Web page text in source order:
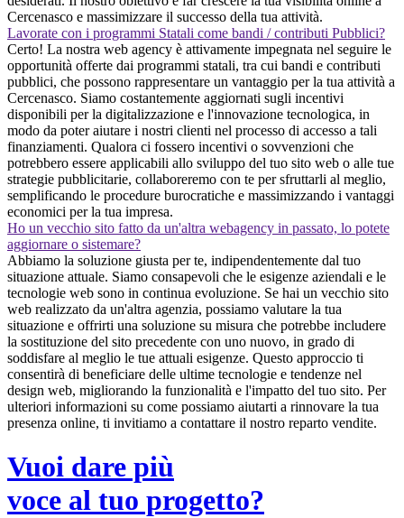
Cercenasco e massimizzare il successo della tua attività.
Lavorate con i programmi Statali come bandi / contributi Pubblici?
Certo! La nostra web agency è attivamente impegnata nel seguire le
opportunità offerte dai programmi statali, tra cui bandi e contributi
pubblici, che possono rappresentare un vantaggio per la tua attività a
Cercenasco. Siamo costantemente aggiornati sugli incentivi
disponibili per la digitalizzazione e l'innovazione tecnologica, in
modo da poter aiutare i nostri clienti nel processo di accesso a tali
finanziamenti. Qualora ci fossero incentivi o sovvenzioni che
potrebbero essere applicabili allo sviluppo del tuo sito web o alle tue
strategie pubblicitarie, collaboreremo con te per sfruttarli al meglio,
semplificando le procedure burocratiche e massimizzando i vantaggi
economici per la tua impresa.
Ho un vecchio sito fatto da un'altra webagency in passato, lo potete
aggiornare o sistemare?
Abbiamo la soluzione giusta per te, indipendentemente dal tuo
situazione attuale. Siamo consapevoli che le esigenze aziendali e le
tecnologie web sono in continua evoluzione. Se hai un vecchio sito
web realizzato da un'altra agenzia, possiamo valutare la tua
situazione e offrirti una soluzione su misura che potrebbe includere
la sostituzione del sito precedente con uno nuovo, in grado di
soddisfare al meglio le tue attuali esigenze. Questo approccio ti
consentirà di beneficiare delle ultime tecnologie e tendenze nel
design web, migliorando la funzionalità e l'impatto del tuo sito. Per
ulteriori informazioni su come possiamo aiutarti a rinnovare la tua
presenza online, ti invitiamo a contattare il nostro reparto vendite.
Vuoi dare più
voce al tuo progetto?